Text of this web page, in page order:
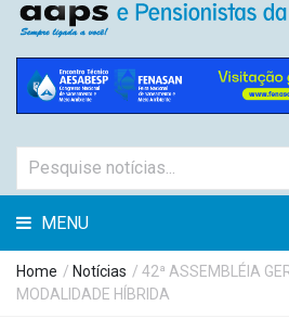
MENU
Home / Notícias / 42ª ASSEMBLÉIA
MODALIDADE HÍBRIDA